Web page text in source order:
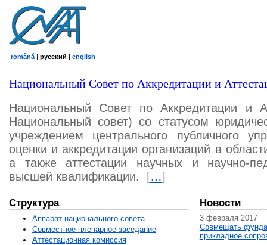
română | русский | english
Национальный Совет по Аккредитации и
Национальный Совет по Аккредитации и
Национальный совет) со статусом
учреждением центрального публичного
оценки и аккредитации организаций в
а также аттестации научных и научно-
высшей квалификации.
[…]
Структура
Аппарат национального совета
Совместное пленарное заседание
Аттестационная комисcия
Новости
3 февраля 2017
Совмещать
прикладное